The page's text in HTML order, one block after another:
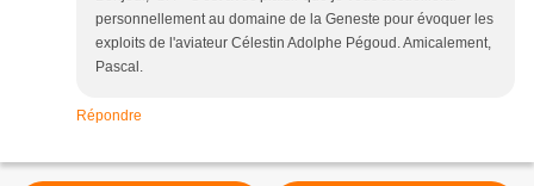
personnellement au domaine de la Geneste pour évoquer les
exploits de l'aviateur Célestin Adolphe Pégoud. Amicalement,
Pascal.
Répondre